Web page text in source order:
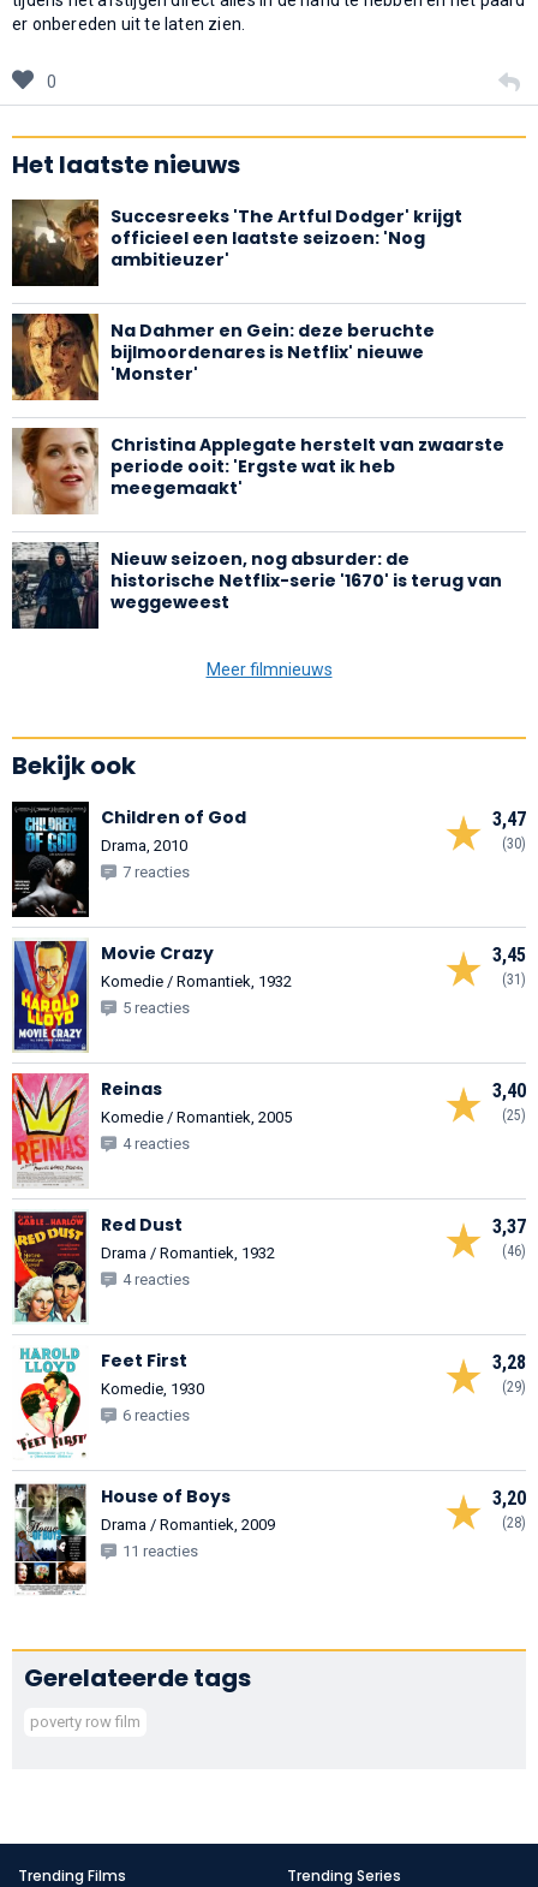
er onbereden uit te laten zien.
0
Het laatste nieuws
Succesreeks 'The Artful Dodger' krijgt
officieel een laatste seizoen: 'Nog
ambitieuzer'
Na Dahmer en Gein: deze beruchte
bijlmoordenares is Netflix' nieuwe
'Monster'
Christina Applegate herstelt van zwaarste
periode ooit: 'Ergste wat ik heb
meegemaakt'
Nieuw seizoen, nog absurder: de
historische Netflix-serie '1670' is terug van
weggeweest
Meer filmnieuws
Bekijk ook
3,47
(30)
Children of God
Drama, 2010
7 reacties
3,45
(31)
Movie Crazy
Komedie / Romantiek, 1932
5 reacties
3,40
(25)
Reinas
Komedie / Romantiek, 2005
4 reacties
3,37
(46)
Red Dust
Drama / Romantiek, 1932
4 reacties
3,28
(29)
Feet First
Komedie, 1930
6 reacties
3,20
(28)
House of Boys
Drama / Romantiek, 2009
11 reacties
Gerelateerde tags
poverty row film
Trending Films Trending Series